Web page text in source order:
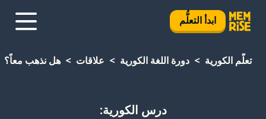
ابدأ التعلُّم
تعلَّم الكورية دورة اللغة الكورية علاقات هل نذهب معاً؟
درس الكورية: